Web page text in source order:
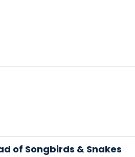
of Songbirds & Snakes